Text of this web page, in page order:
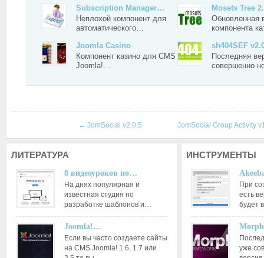
Subscription Manager…
Неплохой компонент для
автоматического…
Mosets Tree
Обновленная
компонента
Joomla Casino
Компонент казино для CMS
Joomla!…
sh404SEF
Последняя
совершенно
← JomSocial v2.0.5 JomSocial Group Activity
ЛИТЕРАТУРА
8 видеоуроков по…
На днях популярная и
известная студия по
разработке шаблонов и…
Joomla!…
Если вы часто создаете сайты
на CMS Joomla! 1.6, 1.7 или
ИНСТРУМЕНТЫ
При
есть
будет
уже